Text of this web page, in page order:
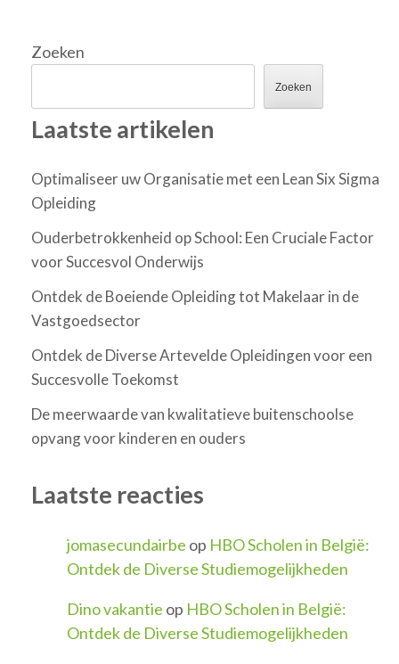
Zoeken
Zoeken
Laatste artikelen
Optimaliseer uw Organisatie met een Lean Six Sigma
Opleiding
Ouderbetrokkenheid op School: Een Cruciale Factor
voor Succesvol Onderwijs
Ontdek de Boeiende Opleiding tot Makelaar in de
Vastgoedsector
Ontdek de Diverse Artevelde Opleidingen voor een
Succesvolle Toekomst
De meerwaarde van kwalitatieve buitenschoolse
opvang voor kinderen en ouders
Laatste reacties
jomasecundairbe op HBO Scholen in België:
Ontdek de Diverse Studiemogelijkheden
Dino vakantie op HBO Scholen in België:
Ontdek de Diverse Studiemogelijkheden